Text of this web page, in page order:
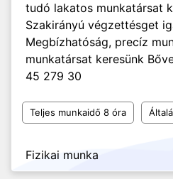
tudó lakatos munkatársat
Szakirányú végzettésget
Megbízhatóság, precíz
munkatársat keresünk
45 279 30
Teljes munkaidő 8 óra
Fizikai munka